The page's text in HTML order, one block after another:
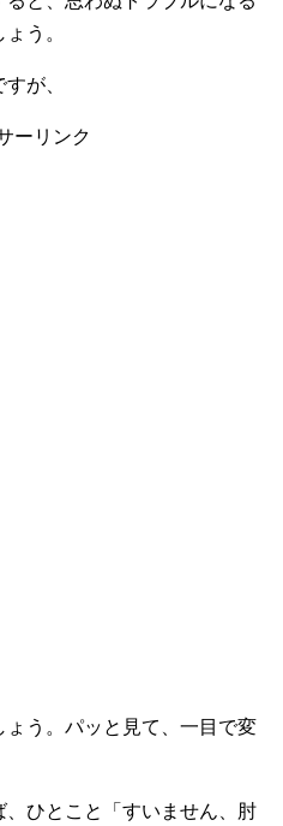
う。
が、
ーリンク
う。パッと見て、一目で変
ひとこと「すいません、肘